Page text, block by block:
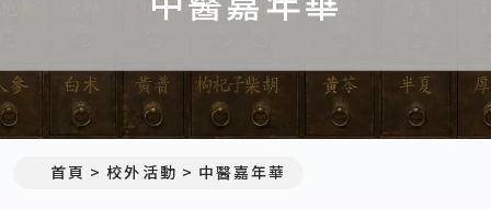
首頁 校外活動 中醫嘉年華